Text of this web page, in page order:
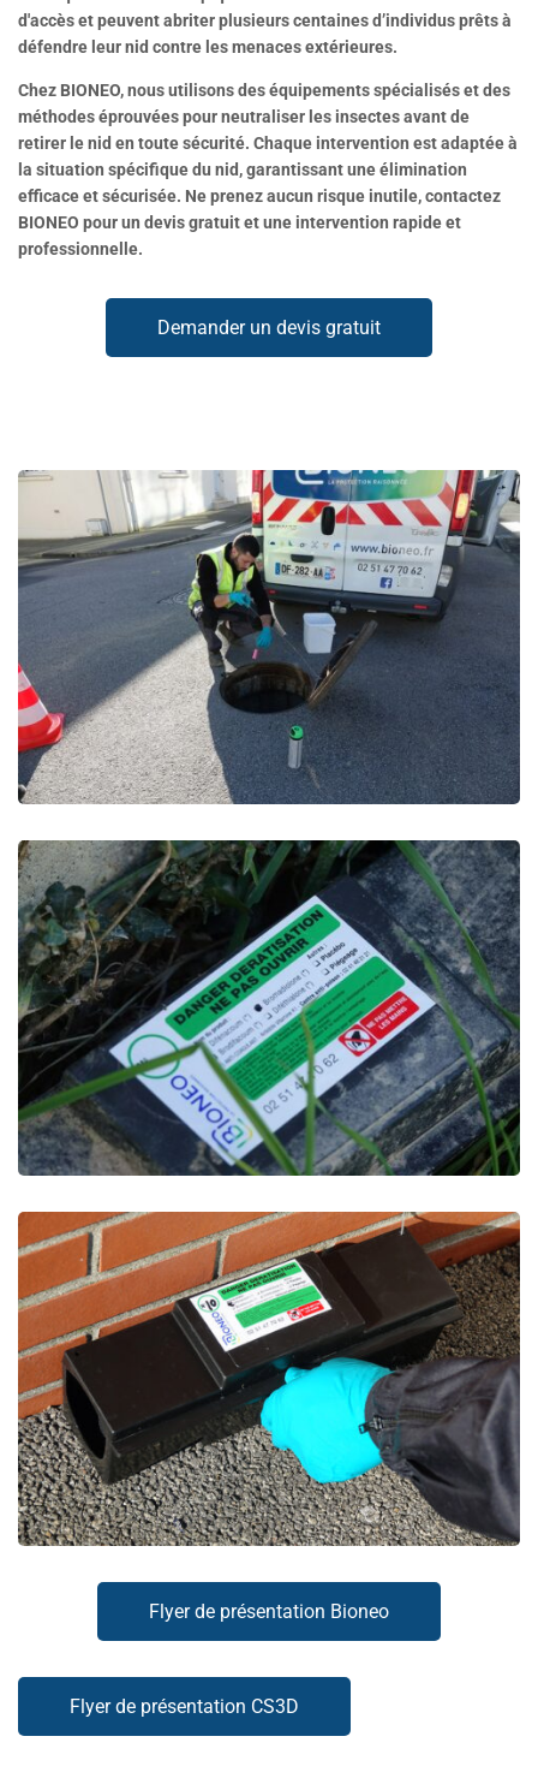
d'accès et peuvent abriter plusieurs centaines d’individus prêts à
défendre leur nid contre les menaces extérieures.
Chez BIONEO, nous utilisons des équipements spécialisés et des
méthodes éprouvées pour neutraliser les insectes avant de
retirer le nid en toute sécurité. Chaque intervention est adaptée à
la situation spécifique du nid, garantissant une élimination
efficace et sécurisée. Ne prenez aucun risque inutile, contactez
BIONEO pour un devis gratuit et une intervention rapide et
professionnelle.
Demander un devis gratuit
Flyer de présentation Bioneo
Flyer de présentation CS3D